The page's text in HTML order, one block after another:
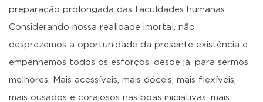
preparação prolongada das faculdades humanas.
Considerando nossa realidade imortal, não
desprezemos a oportunidade da presente existência e
empenhemos todos os esforços, desde já, para sermos
melhores. Mais acessíveis, mais dóceis, mais flexíveis,
mais ousados e corajosos nas boas iniciativas, mais